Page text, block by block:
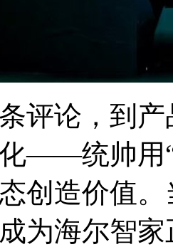
评论，到
——统帅用
创造价值
为海尔智